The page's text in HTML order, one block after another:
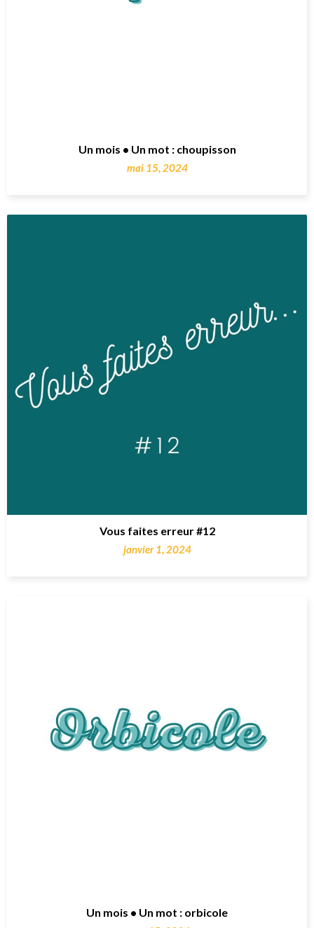
Un mois • Un mot : choupisson
mai 15, 2024
Vous faites erreur #12
janvier 1, 2024
Un mois • Un mot : orbicole